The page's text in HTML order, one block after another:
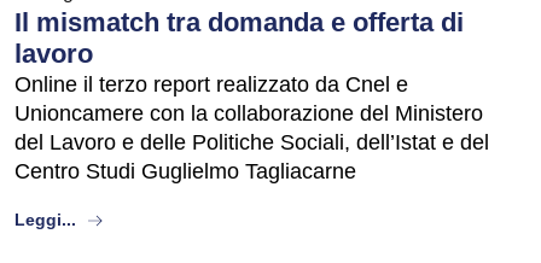
Il mismatch tra domanda e offerta di
lavoro
Online il terzo report realizzato da Cnel e
Unioncamere con la collaborazione del Ministero
del Lavoro e delle Politiche Sociali, dell’Istat e del
Centro Studi Guglielmo Tagliacarne
Leggi... about